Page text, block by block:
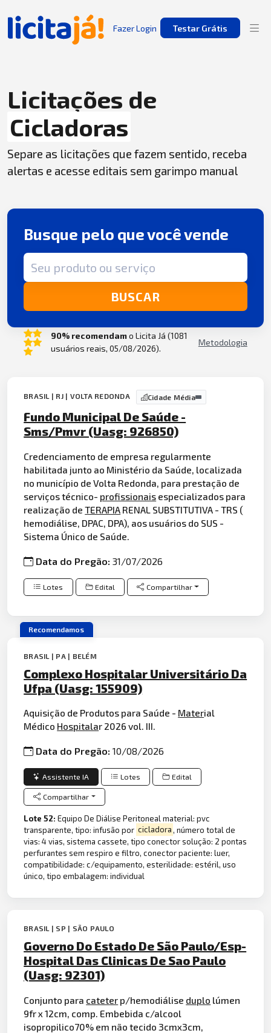
Fazer Login Testar Grátis
Licitações de
Cicladoras
Separe as licitações que fazem sentido, receba
alertas e acesse editais sem garimpo manual
Busque pelo que você vende
Termo de busca
BUSCAR
90% recomendamo Licita Já (1081
usuários reais, 05/08/2026).
Metodologia
BRASIL | RJ | VOLTA REDONDA Cidade Média
Fundo Municipal De Saúde -
Sms/Pmvr (Uasg: 926850)
Credenciamento de empresa regularmente
habilitada junto ao Ministério da Saúde, localizada
no município de Volta Redonda, para prestação de
serviços técnico- profissionais especializados para
realização deTERAPIA RENAL SUBSTITUTIVA - TRS (
hemodiálise, DPAC, DPA), aos usuários do SUS -
Sistema Único de Saúde.
Data do Pregão:31/07/2026
Lotes Edital Compartilhar
Recomendamos
BRASIL | PA | BELÉM
Complexo Hospitalar Universitário Da
Ufpa (Uasg: 155909)
Aquisição de Produtos para Saúde - Material
Médico Hospitalar 2026 vol. III.
Data do Pregão:10/08/2026
Assistente IA Lotes Edital
Compartilhar
Lote 52:Equipo De Diálise Peritoneal material: pvc
transparente, tipo: infusão por cicladora, número total de
vias: 4 vias, sistema cassete, tipo conector solução: 2 pontas
perfurantes sem respiro e filtro, conector paciente: luer,
compatibilidade: c/equipamento, esterilidade: estéril, uso
único, tipo embalagem: individual
BRASIL | SP | SÃO PAULO
Governo Do Estado De São Paulo/Esp-
Hospital Das Clinicas De Sao Paulo
(Uasg: 92301)
Conjunto para cateter p/hemodiálise duplo lúmen
9fr x 12cm, comp. Embebida c/alcool
isopropilico70% em não tecido 3cmx3cm,